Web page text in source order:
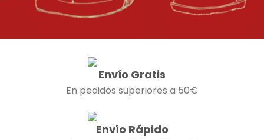
Envío Gratis
En pedidos superiores a 50€
Envío Rápido